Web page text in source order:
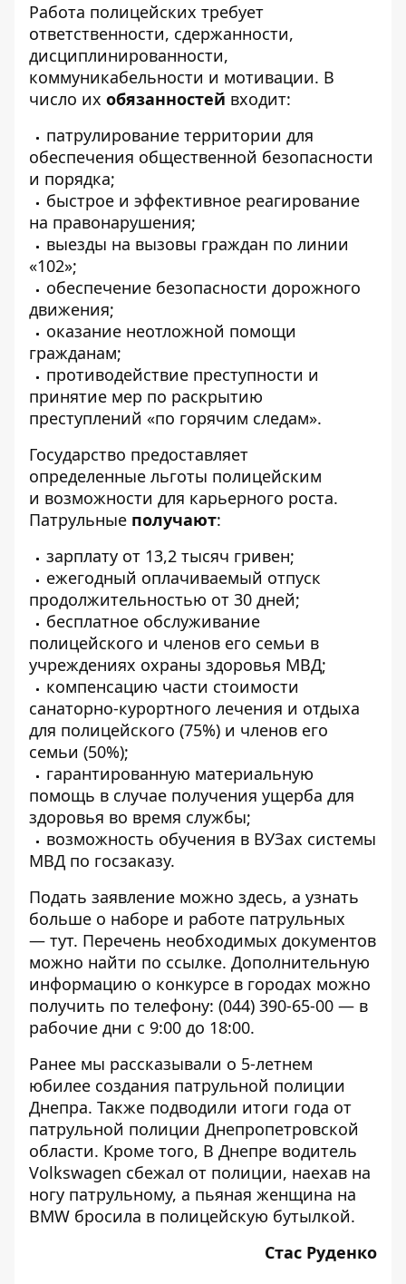
Работа полицейских требует
ответственности, сдержанности,
дисциплинированности,
коммуникабельности и мотивации. В
число их обязанностей входит:
патрулирование территории для
обеспечения общественной безопасности
и порядка;
быстрое и эффективное реагирование
на правонарушения;
выезды на вызовы граждан по линии
«102»;
обеспечение безопасности дорожного
движения;
оказание неотложной помощи
гражданам;
противодействие преступности и
принятие мер по раскрытию
преступлений «по горячим следам».
Государство предоставляет
определенные льготы полицейским
и возможности для карьерного роста.
Патрульные получают:
зарплату от 13,2 тысяч гривен;
ежегодный оплачиваемый отпуск
продолжительностью от 30 дней;
бесплатное обслуживание
полицейского и членов его семьи в
учреждениях охраны здоровья МВД;
компенсацию части стоимости
санаторно-курортного лечения и отдыха
для полицейского (75%) и членов его
семьи (50%);
гарантированную материальную
помощь в случае получения ущерба для
здоровья во время службы;
возможность обучения в ВУЗах системы
МВД по госзаказу.
Подать заявление можно здесь, а узнать
больше о наборе и работе патрульных
— тут. Перечень необходимых документов
можно найти по ссылке. Дополнительную
информацию о конкурсе в городах можно
получить по телефону: (044) 390-65-00 — в
рабочие дни с 9:00 до 18:00.
Ранее мы рассказывали о 5-летнем
юбилее создания патрульной полиции
Днепра. Также подводили итоги года от
патрульной полиции Днепропетровской
области. Кроме того, В Днепре водитель
Volkswagen сбежал от полиции, наехав на
ногу патрульному, а пьяная женщина на
BMW бросила в полицейскую бутылкой.
Стас Руденко